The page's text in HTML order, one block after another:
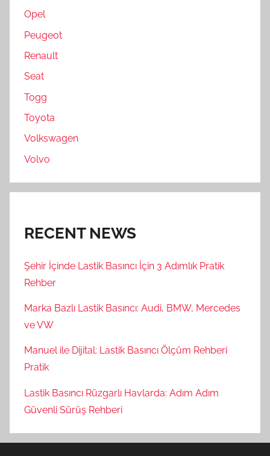
Opel
Peugeot
Renault
Seat
Togg
Toyota
Volkswagen
Volvo
RECENT NEWS
Şehir İçinde Lastik Basıncı İçin 3 Adımlık Pratik
Rehber
Marka Bazlı Lastik Basıncı: Audi, BMW, Mercedes
ve VW
Manuel ile Dijital: Lastik Basıncı Ölçüm Rehberi
Pratik
Lastik Basıncı Rüzgarlı Havlarda: Adım Adım
Güvenli Sürüş Rehberi